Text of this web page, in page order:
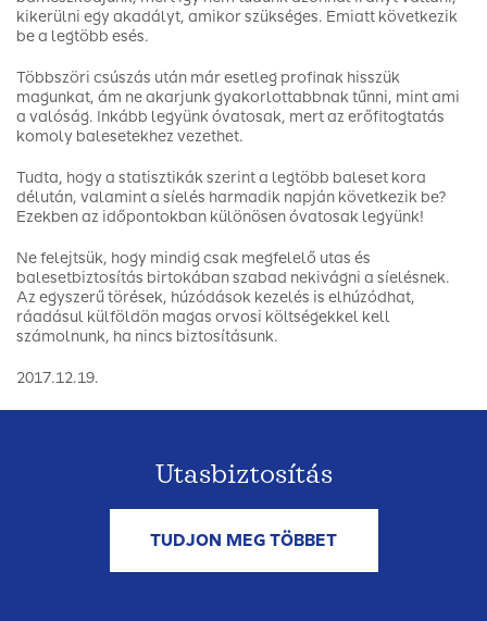
kikerülni egy akadályt, amikor szükséges. Emiatt következik
be a legtöbb esés.
Többszöri csúszás után már esetleg profinak hisszük
magunkat, ám ne akarjunk gyakorlottabbnak tűnni, mint ami
a valóság. Inkább legyünk óvatosak, mert az erőfitogtatás
komoly balesetekhez vezethet.
Tudta, hogy a statisztikák szerint a legtöbb baleset kora
délután, valamint a síelés harmadik napján következik be?
Ezekben az időpontokban különösen óvatosak legyünk!
Ne felejtsük, hogy mindig csak megfelelő utas és
balesetbiztosítás birtokában szabad nekivágni a síelésnek.
Az egyszerű törések, húzódások kezelés is elhúzódhat,
ráadásul külföldön magas orvosi költségekkel kell
számolnunk, ha nincs biztosításunk.
2017.12.19.
Utasbiztosítás
TUDJON MEG TÖBBET